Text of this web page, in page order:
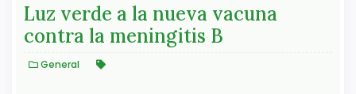
Luz verde a la nueva vacuna
contra la meningitis B
General